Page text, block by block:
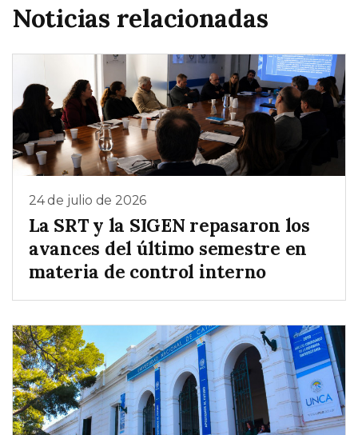
Noticias relacionadas
24 de julio de 2026
La SRT y la SIGEN repasaron los
avances del último semestre en
materia de control interno